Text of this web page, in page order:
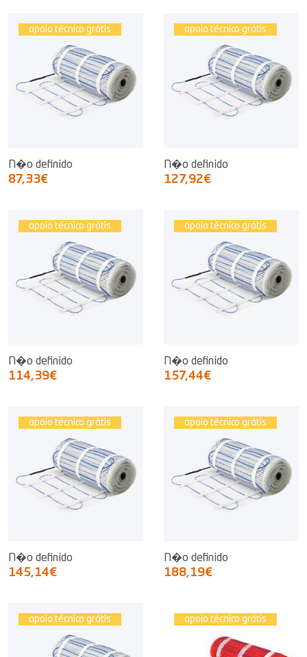
apoio técnico grátis
N�o definido
87,33€
apoio técnico grátis
N�o definido
127,92€
apoio técnico grátis
N�o definido
114,39€
apoio técnico grátis
N�o definido
157,44€
apoio técnico grátis
N�o definido
145,14€
apoio técnico grátis
N�o definido
188,19€
apoio técnico grátis apoio técnico grátis